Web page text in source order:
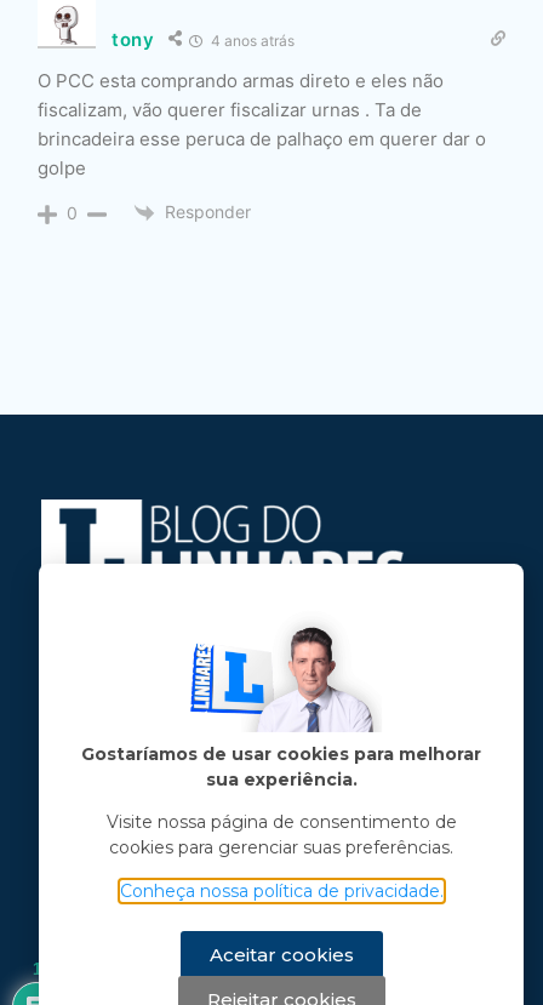
tony 4 anos atrás
O PCC esta comprando armas direto e eles não
fiscalizam, vão querer fiscalizar urnas . Ta de
brincadeira esse peruca de palhaço em querer dar o
golpe
0 Responder
Jose Linhares Jr é maranhense.
Formado em Jornalismo, estudou filosofia
e tem pós-graduações em ciência política
e marketing político.
Menu principal
Notícias
Opinião
Chama o Linhares
1
Gostaríamos de usar cookies para melhorar
sua experiência.
Visite nossa página de consentimento de
cookies para gerenciar suas preferências.
Conheça nossa política de privacidade.
Aceitar cookies
Rejeitar cookies